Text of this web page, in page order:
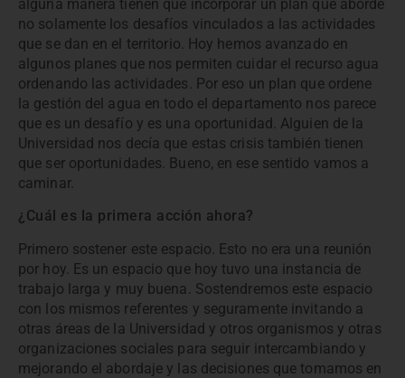
alguna manera tienen que incorporar un plan que aborde
no solamente los desafíos vinculados a las actividades
que se dan en el territorio. Hoy hemos avanzado en
algunos planes que nos permiten cuidar el recurso agua
ordenando las actividades. Por eso un plan que ordene
la gestión del agua en todo el departamento nos parece
que es un desafío y es una oportunidad. Alguien de la
Universidad nos decía que estas crisis también tienen
que ser oportunidades. Bueno, en ese sentido vamos a
caminar.
¿Cuál es la primera acción ahora?
Primero sostener este espacio. Esto no era una reunión
por hoy. Es un espacio que hoy tuvo una instancia de
trabajo larga y muy buena. Sostendremos este espacio
con los mismos referentes y seguramente invitando a
otras áreas de la Universidad y otros organismos y otras
organizaciones sociales para seguir intercambiando y
mejorando el abordaje y las decisiones que tomamos en